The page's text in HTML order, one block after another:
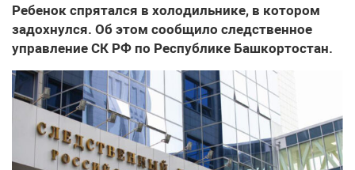
Ребенок спрятался в холодильнике, в котором
задохнулся. Об этом сообщило следственное
управление СК РФ по Республике Башкортостан.